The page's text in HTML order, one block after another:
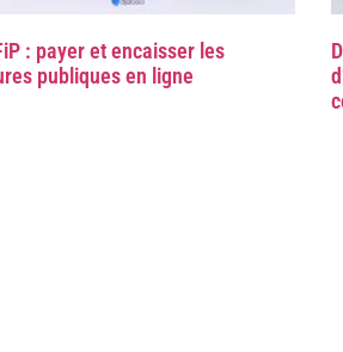
: payer et encaisser les
publiques en ligne